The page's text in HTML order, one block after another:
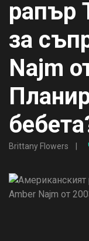
рапър
за
Najm
Brittany Flowers